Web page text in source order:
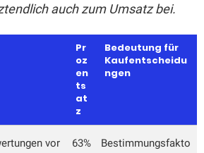
auch zum Umsatz bei.
Pr
oz
en
ts
at
z
Bedeutung für
Kaufentscheidu
ngen
vor
63%
Bestimmungsfakto